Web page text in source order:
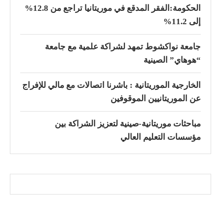
الحكومة:الفقر المدقع في موريتانيا تراجع من 12.8%
إلى 11.2%
جامعة نواكشوط تمهد لشراكة علمية مع جامعة
“هوهاي” الصينية
الخارجية الموريتانية : باشرنا اتصالات مع مالي للإفراج
عن الموريتانيين الموقوفين
مباحثات موريتانية-صينية لتعزيز الشراكة بين
مؤسسات التعليم العالي